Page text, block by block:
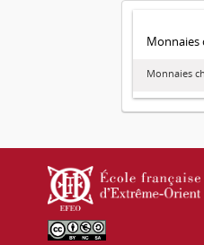
Monnaies
Monnaies